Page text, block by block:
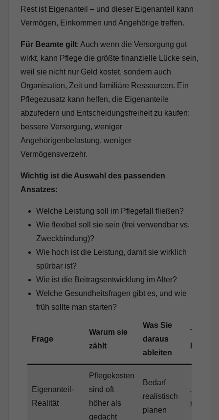
Rest ist Eigenanteil – und dieser Eigenanteil kann
Vermögen, Einkommen und Angehörige treffen.
Für Beamte gilt: Auch wenn die Versorgung gut
wirkt, kann Pflege die größte finanzielle Lücke sein,
weil sie nicht nur Geld kostet, sondern auch
Organisation, Zeit und familiäre Ressourcen. Ein
Pflegezusatz kann helfen, die Eigenanteile
abzufedern und Entscheidungsfreiheit zu kaufen:
bessere Versorgung, weniger
Angehörigenbelastung, weniger
Vermögensverzehr.
Wichtig ist die Auswahl des passenden
Ansatzes:
Welche Leistung soll im Pflegefall fließen?
Wie flexibel soll sie sein (frei verwendbar vs.
Zweckbindung)?
Wie hoch ist die Leistung, damit sie wirklich
spürbar ist?
Wie ist die Beitragsentwicklung im Alter?
Welche Gesundheitsfragen gibt es, und wie
früh sollte man starten?
Frage
Warum sie
zählt
Was Sie
daraus
ableiten
Eigenanteil-
Realität
Pflegekosten
sind oft
höher als
gedacht
Bedarf
realistisch
planen
„wird
reichen“